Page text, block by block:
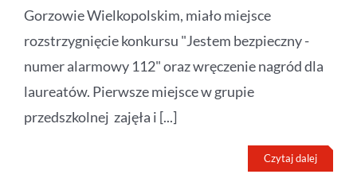
Gorzowie Wielkopolskim, miało miejsce
rozstrzygnięcie konkursu "Jestem bezpieczny -
numer alarmowy 112" oraz wręczenie nagród dla
laureatów. Pierwsze miejsce w grupie
przedszkolnej zajęła i [...]
Czytaj dalej